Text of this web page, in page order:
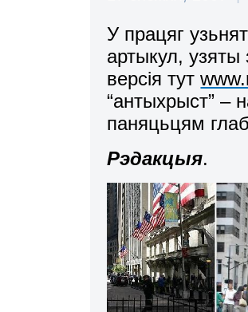
У працяг
артыкул,
версія тут
“антыхрыст” –
паняцьцям
Рэдакцыя.